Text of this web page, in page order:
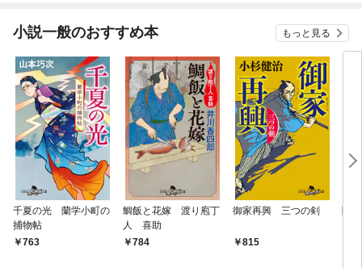
小説一般のおすすめ本 もっと見る
千夏の光 蘭学小町の
捕物帖
763
鯛飯と花嫁 渡り庖丁
人 喜助
784
御家再興 三つの剣
815
降